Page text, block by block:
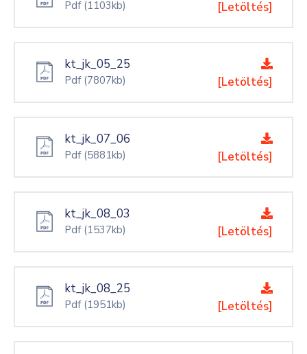
Pdf (1103kb) [Letöltés]
kt_jk_05_25
Pdf (7807kb) [Letöltés]
kt_jk_07_06
Pdf (5881kb) [Letöltés]
kt_jk_08_03
Pdf (1537kb) [Letöltés]
kt_jk_08_25
Pdf (1951kb) [Letöltés]